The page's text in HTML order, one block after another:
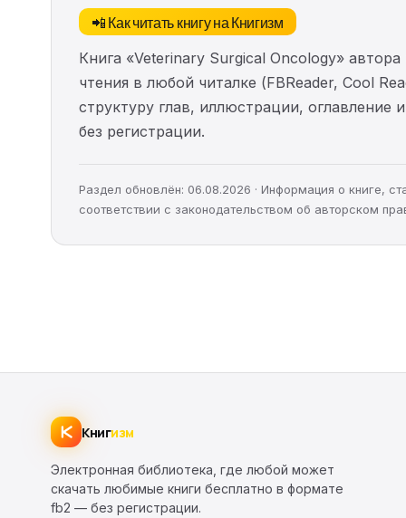
📲 Как читать книгу на Книгизм
Книга «Veterinary Surgical Oncology»
чтения в любой читалке (FBReader, Cool
структуру глав, иллюстрации,
без регистрации.
Раздел обновлён: 06.08.2026 · Информация о книге,
соответствии с законодательством об авторском
Книгизм
Электронная библиотека, где любой может
скачать любимые книги бесплатно в формате
fb2 — без регистрации.